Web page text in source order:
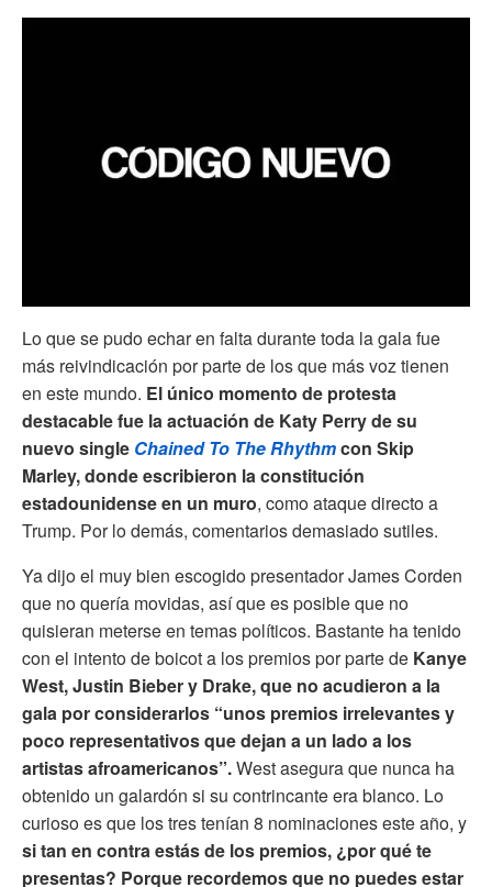
Lo que se pudo echar en falta durante toda la gala fue
más reivindicación por parte de los que más voz tienen
en este mundo. El único momento de protesta
destacable fue la actuación de Katy Perry de su
nuevo single Chained To The Rhythmcon Skip
Marley, donde escribieron la constitución
estadounidense en un muro, como ataque directo a
Trump. Por lo demás, comentarios demasiado sutiles.
Ya dijo el muy bien escogido presentador James Corden
que no quería movidas, así que es posible que no
quisieran meterse en temas políticos. Bastante ha tenido
con el intento de boicot a los premios por parte de Kanye
West, Justin Bieber y Drake, que no acudieron a la
gala por considerarlos “unos premios irrelevantes y
poco representativos que dejan a un lado a los
artistas afroamericanos”.West asegura que nunca ha
obtenido un galardón si su contrincante era blanco. Lo
curioso es que los tres tenían 8 nominaciones este año, y
si tan en contra estás de los premios, ¿por qué te
presentas? Porque recordemos que no puedes estar